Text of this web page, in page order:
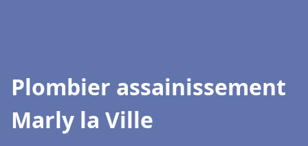
Plombier assainissement
Marly la Ville